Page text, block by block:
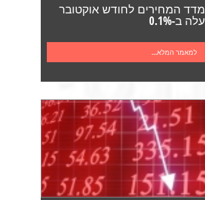
מדד המחירים לחודש אוקטובר
עלה ב-0.1%
למאמר המלא...